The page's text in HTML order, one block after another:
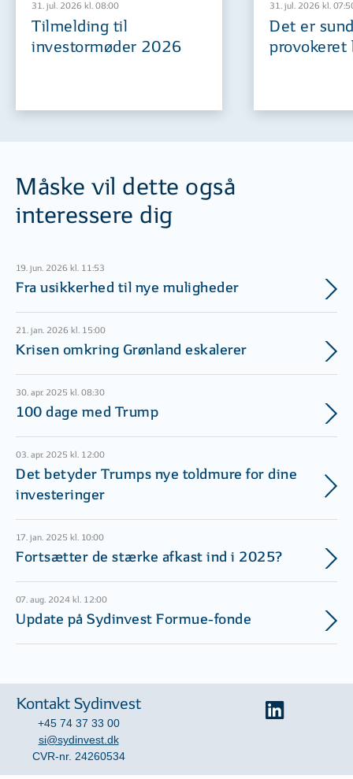
31. jul. 2026 kl. 08:00
Tilmelding til
investormøder 2026
31. jul. 2026 kl.
Det er
provokeret
Måske vil dette også
interessere dig
19. jun. 2026 kl. 11:53
Fra usikkerhed til nye muligheder
21. jan. 2026 kl. 15:00
Krisen omkring Grønland eskalerer
30. apr. 2025 kl. 08:30
100 dage med Trump
03. apr. 2025 kl. 12:00
Det betyder Trumps nye toldmure for dine
investeringer
17. jan. 2025 kl. 10:00
Fortsætter de stærke afkast ind i 2025?
07. aug. 2024 kl. 12:00
Update på Sydinvest Formue-fonde
Kontakt Sydinvest
+45 74 37 33 00
si@sydinvest.dk
CVR-nr. 24260534